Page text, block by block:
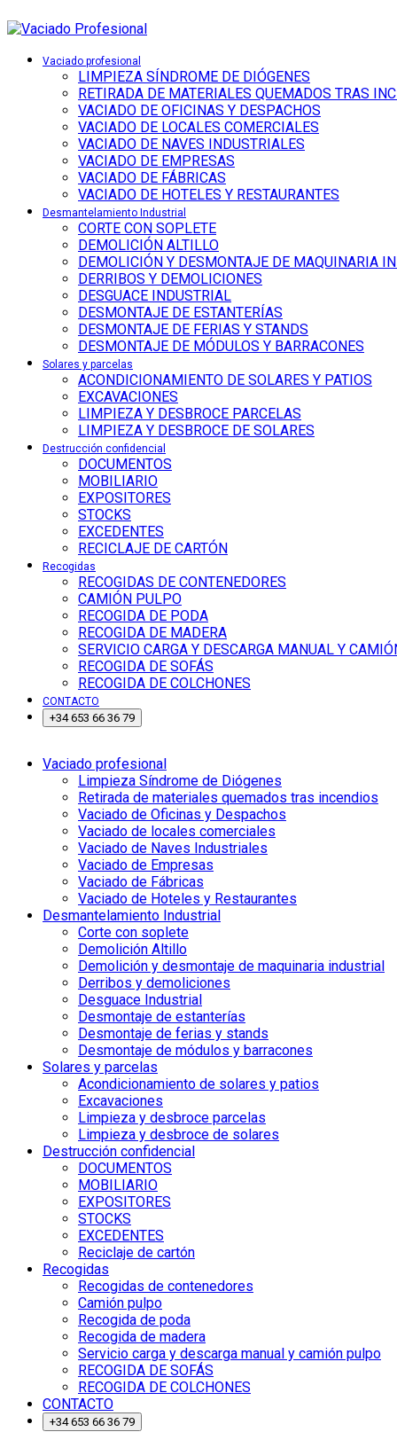
Vaciado profesional
LIMPIEZA SÍNDROME DE DIÓGENES
RETIRADA DE MATERIALES QUEMADOS TRAS
VACIADO DE OFICINAS Y DESPACHOS
VACIADO DE LOCALES COMERCIALES
VACIADO DE NAVES INDUSTRIALES
VACIADO DE EMPRESAS
VACIADO DE FÁBRICAS
VACIADO DE HOTELES Y RESTAURANTES
Desmantelamiento Industrial
CORTE CON SOPLETE
DEMOLICIÓN ALTILLO
DEMOLICIÓN Y DESMONTAJE DE MAQUINARIA
DERRIBOS Y DEMOLICIONES
DESGUACE INDUSTRIAL
DESMONTAJE DE ESTANTERÍAS
DESMONTAJE DE FERIAS Y STANDS
DESMONTAJE DE MÓDULOS Y BARRACONES
Solares y parcelas
ACONDICIONAMIENTO DE SOLARES Y PATIOS
EXCAVACIONES
LIMPIEZA Y DESBROCE PARCELAS
LIMPIEZA Y DESBROCE DE SOLARES
Destrucción confidencial
DOCUMENTOS
MOBILIARIO
EXPOSITORES
STOCKS
EXCEDENTES
RECICLAJE DE CARTÓN
Recogidas
RECOGIDAS DE CONTENEDORES
CAMIÓN PULPO
RECOGIDA DE PODA
RECOGIDA DE MADERA
SERVICIO CARGA Y DESCARGA MANUAL Y
RECOGIDA DE SOFÁS
RECOGIDA DE COLCHONES
CONTACTO
+34 653 66 36 79
Vaciado profesional
Limpieza Síndrome de Diógenes
Retirada de materiales quemados tras incendios
Vaciado de Oficinas y Despachos
Vaciado de locales comerciales
Vaciado de Naves Industriales
Vaciado de Empresas
Vaciado de Fábricas
Vaciado de Hoteles y Restaurantes
Desmantelamiento Industrial
Corte con soplete
Demolición Altillo
Demolición y desmontaje de maquinaria industrial
Derribos y demoliciones
Desguace Industrial
Desmontaje de estanterías
Desmontaje de ferias y stands
Desmontaje de módulos y barracones
Solares y parcelas
Acondicionamiento de solares y patios
Excavaciones
Limpieza y desbroce parcelas
Limpieza y desbroce de solares
Destrucción confidencial
DOCUMENTOS
MOBILIARIO
EXPOSITORES
STOCKS
EXCEDENTES
Reciclaje de cartón
Recogidas
Recogidas de contenedores
Camión pulpo
Recogida de poda
Recogida de madera
Servicio carga y descarga manual y camión pulpo
RECOGIDA DE SOFÁS
RECOGIDA DE COLCHONES
CONTACTO
+34 653 66 36 79